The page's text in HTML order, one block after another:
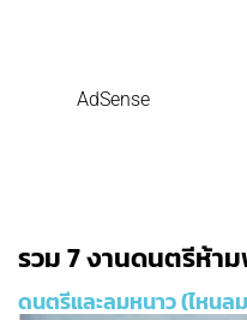
AdSense
รวม 7 งานดนตรีห้า
ดนตรีและลมหนาว (ไหนล